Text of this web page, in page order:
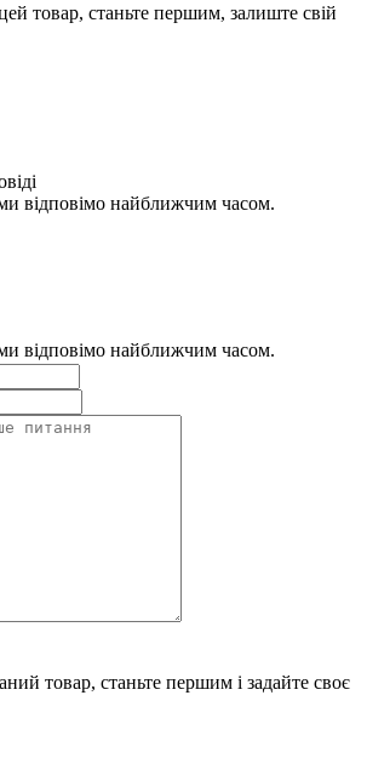
товар, станьте першим, залиште свій
відповімо найближчим часом.
відповімо найближчим часом.
товар, станьте першим і задайте своє